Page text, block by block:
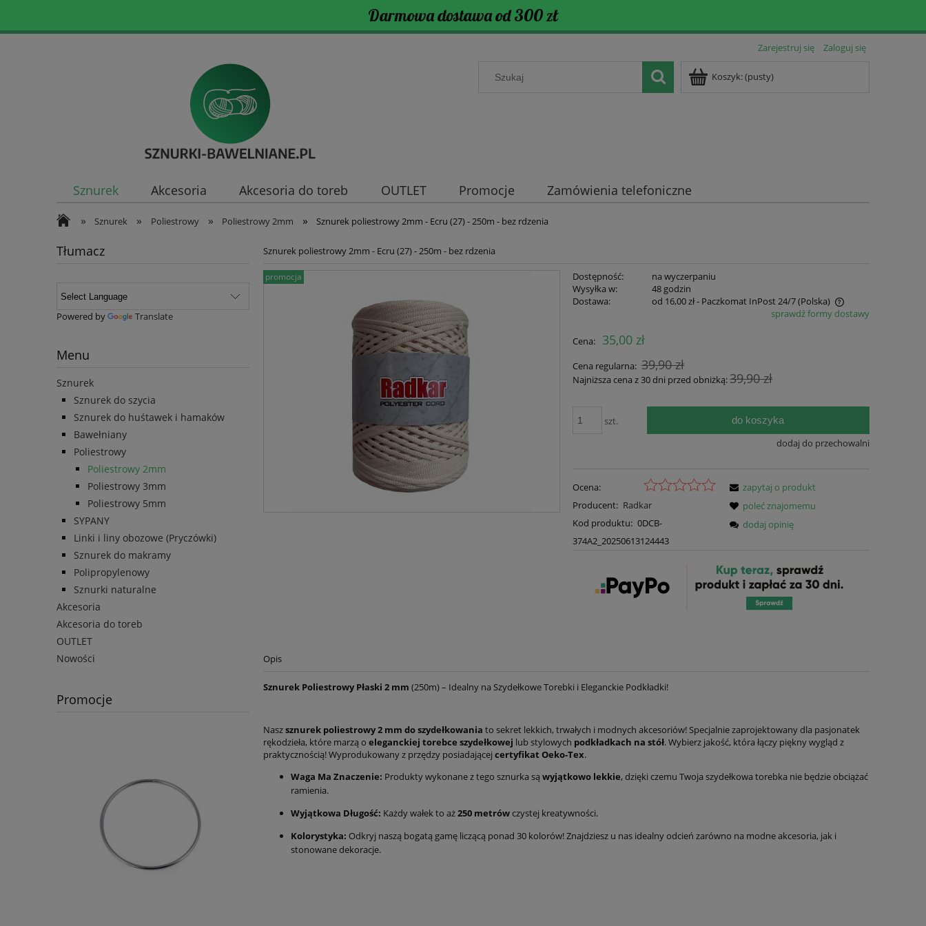
Darmowa dostawa od 300 zł
Zarejestruj się Zaloguj się
Koszyk:(pusty)
Sznurek Akcesoria Akcesoria do toreb OUTLET Promocje Zamówienia telefoniczne
» Sznurek » Poliestrowy » Poliestrowy 2mm » Sznurek poliestrowy 2mm - Ecru (27) - 250m - bez rdzenia
Tłumacz
Powered by Translate
Menu
Sznurek
Sznurek do szycia
Sznurek do huśtawek i hamaków
Bawełniany
Poliestrowy
Poliestrowy 2mm
Poliestrowy 3mm
Poliestrowy 5mm
SYPANY
Linki i liny obozowe (Pryczówki)
Sznurek do makramy
Polipropylenowy
Sznurki naturalne
Akcesoria
Akcesoria do toreb
OUTLET
Nowości
Promocje
Sznurek poliestrowy 2mm - Ecru (27) - 250m - bez rdzenia
promocja Dostępność:
na wyczerpaniu
Wysyłka w:
48 godzin
Dostawa:
od 16,00 zł- Paczkomat InPost 24/7(Polska)
sprawdź formy dostawy
Cena: 35,00 zł
Cena regularna: 39,90 zł
Najniższa cena z 30 dni przed obniżką:39,90 zł
szt. do koszyka
dodaj do przechowalni
Ocena:
Producent: Radkar
Kod produktu: 0DCB-
374A2_20250613124443
zapytaj o produkt
poleć znajomemu
dodaj opinię
Opis
Sznurek Poliestrowy Płaski 2 mm (250m) – Idealny na Szydełkowe Torebki i Eleganckie Podkładki!
Naszsznurek poliestrowy 2 mm do szydełkowania to sekret lekkich, trwałych i modnych akcesoriów! Specjalnie zaprojektowany dla pasjonatek
rękodzieła, które marzą o eleganckiej torebce szydełkowej lub stylowych podkładkach na stół. Wybierz jakość, która łączy piękny wygląd z
praktycznością! Wyprodukowany z przędzy posiadającej certyfikat Oeko-Tex.
Waga Ma Znaczenie: Produkty wykonane z tego sznurka są wyjątkowo lekkie, dzięki czemu Twoja szydełkowa torebka nie będzie obciążać
ramienia.
Wyjątkowa Długość: Każdy wałek to aż250 metrówczystej kreatywności.
Kolorystyka: Odkryj naszą bogatą gamę liczącą ponad 30 kolorów! Znajdziesz u nas idealny odcień zarówno na modne akcesoria, jak i
stonowane dekoracje.